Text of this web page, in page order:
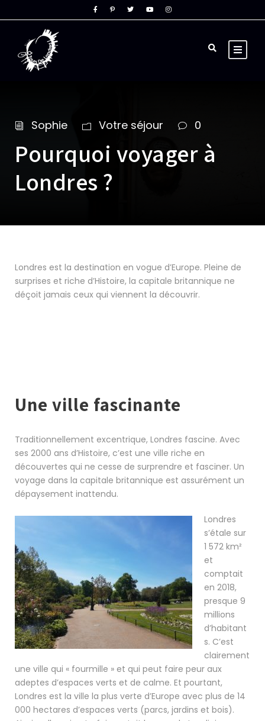
Sophie Votre séjour 0
Pourquoi voyager à
Londres ?
Londres est la destination en vogue d’Europe. Pleine de
surprises et riche d’Histoire, la capitale britannique ne
déçoit jamais ceux qui viennent la découvrir.
Une ville fascinante
Traditionnellement excentrique, Londres fascine. Avec
ses 2000 ans d’Histoire, c’est une ville riche en
découvertes qui ne cesse de surprendre et fasciner. Un
voyage dans la capitale britannique est assurément un
dépaysement inattendu.
Londres
s’étale sur
1 572 km²
et
comptait
en 2018,
presque 9
millions
d’habitant
s. C’est
clairement
une ville qui « fourmille » et qui peut faire peur aux
adeptes d’espaces verts et de calme. Et pourtant,
Londres est la ville la plus verte d’Europe avec plus de 14
000 hectares d’espaces verts (parcs, jardins et bois).